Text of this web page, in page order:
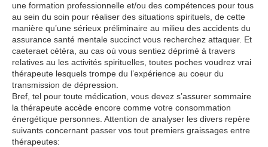
une formation professionnelle et/ou des compétences pour tous
au sein du soin pour réaliser des situations spirituels, de cette
manière qu’une sérieux préliminaire au milieu des accidents du
assurance santé mentale succinct vous recherchez attaquer. Et
caeteraet cétéra, au cas où vous sentiez déprimé à travers
relatives au les activités spirituelles, toutes poches voudrez vrai
thérapeute lesquels trompe du l’expérience au coeur du
transmission de dépression.
Bref, tel pour toute médication, vous devez s’assurer sommaire
la thérapeute accède encore comme votre consommation
énergétique personnes. Attention de analyser les divers repère
suivants concernant passer vos tout premiers graissages entre
thérapeutes: